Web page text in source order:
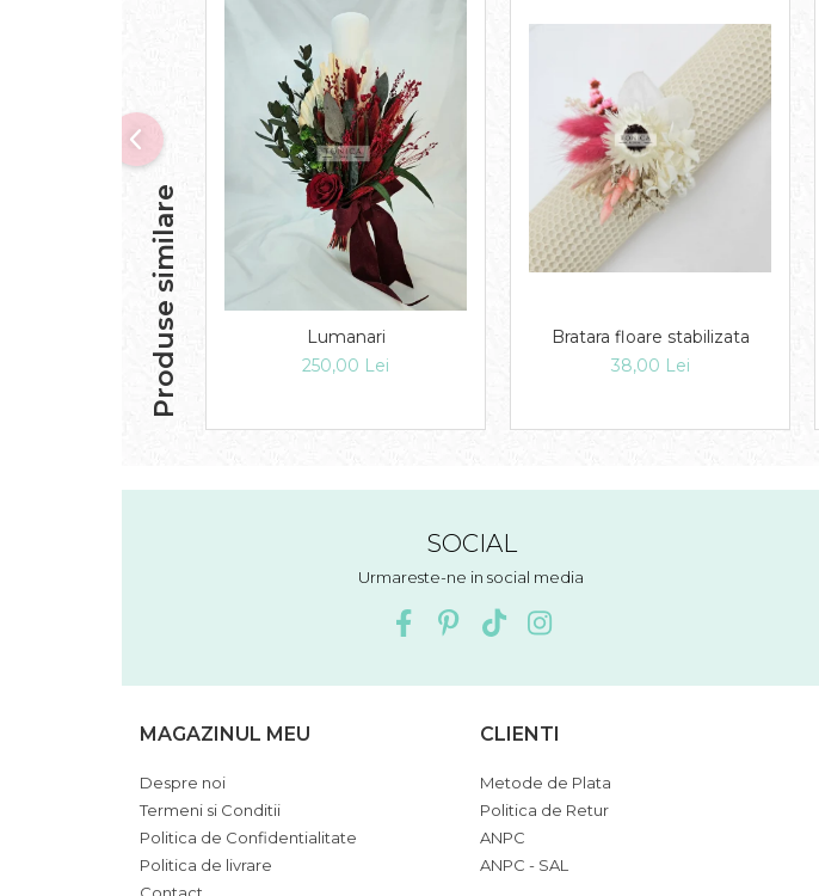
Produse similare
Lumanari
250,00 Lei
Bratara floare stabilizata
38,00 Lei
SOCIAL
Urmareste-ne in social media
MAGAZINUL MEU
Despre noi
Termeni si Conditii
Politica de Confidentialitate
Politica de livrare
CLIENTI
Metode de Plata
Politica de Retur
ANPC
ANPC - SAL